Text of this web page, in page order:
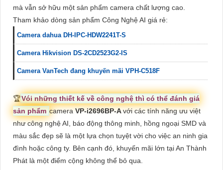
mà vẫn sở hữu một sản phẩm camera chất lượng cao.
Tham khảo dòng sản phẩm Công Nghệ AI giá rẻ:
Camera dahua DH-IPC-HDW2241T-S
Camera Hikvision DS-2CD2523G2-IS
Camera VanTech đang khuyến mãi VPH-C518F
️🏆Vói những thiết kế về công nghệ thì có thể đánh giá
sản phẩmcameraVP-i2696BP-Avới các tính năng ưu việt
như công nghệ AI, báo động thông minh, hồng ngoại SMD và
màu sắc đẹp sẽ là một lựa chọn tuyệt vời cho việc an ninh gia
đình hoặc công ty. Bên cạnh đó, khuyến mãi lớn tại An Thành
Phát là một điểm cộng không thể bỏ qua.